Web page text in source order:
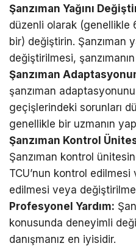
Şanzıman Yağını
düzenli olarak (genellikle
bir) değiştirin. Şanzıman
değiştirilmesi,
Şanzıman
şanzıman
geçişlerindeki sorunları
genellikle bir uzmanın
Şanzıman Kontrol
Şanzıman kontrol
TCU’nun kontrol
edilmesi veya
Profesyonel Yardım:
konusunda deneyimli
danışmanız en iyisidir.